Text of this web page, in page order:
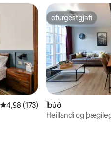
4,98 af 5 í meðaleinkunn, 173
4,98 (173)
ofurgestgjafi
ofurgestgjafi
Íbúð
Heillandi og